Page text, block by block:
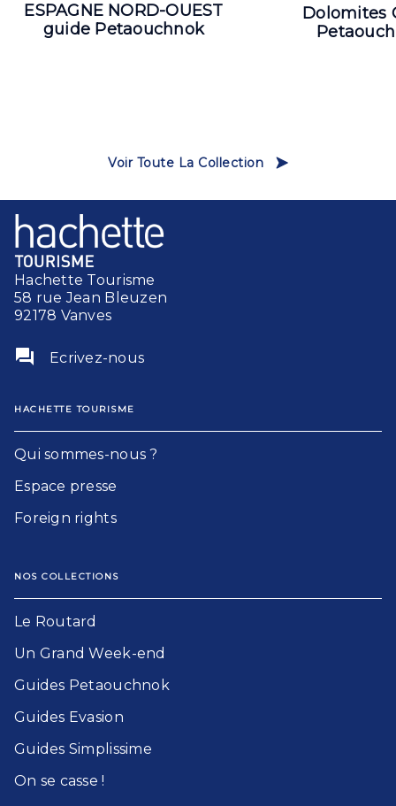
ESPAGNE NORD-OUEST
guide Petaouchnok
Dolomites
Voir Toute La Collection
Hachette Tourisme
58 rue Jean Bleuzen
92178 Vanves
question_answer Ecrivez-nous
HACHETTE TOURISME
Qui sommes-nous ?
Espace presse
Foreign rights
NOS COLLECTIONS
Le Routard​
Un Grand Week-end​
Guides Petaouchnok​
Guides Evasion​
Guides Simplissime​
On se casse !​